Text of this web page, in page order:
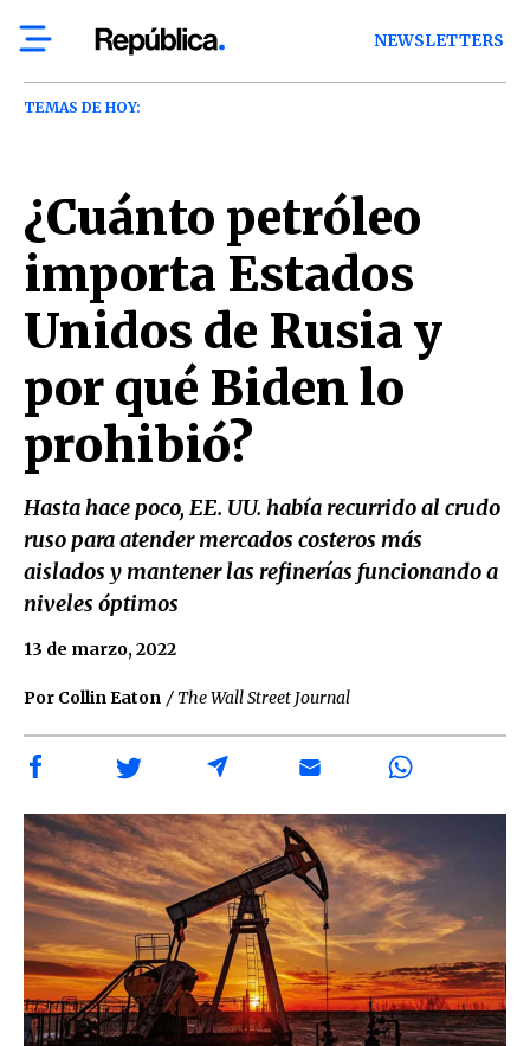
NEWSLETTERS
TEMAS DE HOY:
¿Cuánto petróleo
importa Estados
Unidos de Rusia y
por qué Biden lo
prohibió?
Hasta hace poco, EE. UU. había recurrido al crudo
ruso para atender mercados costeros más
aislados y mantener las refinerías funcionando a
niveles óptimos
Por Collin Eaton / The Wall Street Journal
13 de marzo, 2022